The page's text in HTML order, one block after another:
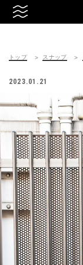
トップ スナップ
2023.01.21